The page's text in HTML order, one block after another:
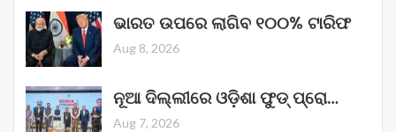
ଭାରତ ଉପରେ ଲାଗିବ ୧୦୦% ଟାରିଫ
Aug 8, 2026
ନୂଆ ଦିଲ୍ଲୀରେ ଓଡ଼ିଶା ଫୁଡ୍ ପ୍ରୋ…
Aug 7, 2026